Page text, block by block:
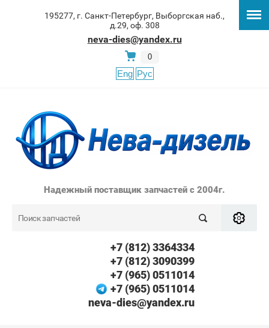
195277, г. Санкт-Петербург, Выборгская наб.,
д.29, оф. 308
neva-dies@yandex.ru
0
Eng Рус
Надежный поставщик запчастей с 2004г.
+7 (812) 3364334
+7 (812) 3090399
+7 (965) 0511014
+7 (965) 0511014
neva-dies@yandex.ru